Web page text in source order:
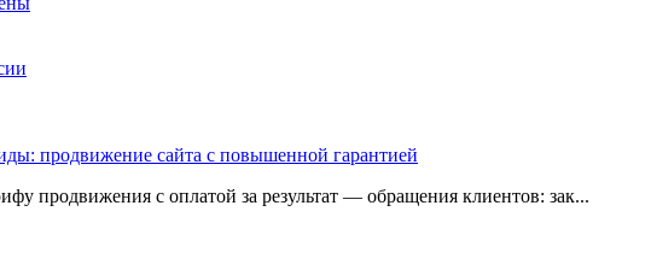
продвижение сайта с повышенной гарантией
продвижения с оплатой за результат — обращения клиентов: зак...